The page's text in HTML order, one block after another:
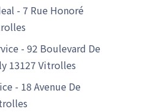
- 7 Rue Honoré
- 92 Boulevard De
13127 Vitrolles
- 18 Avenue De